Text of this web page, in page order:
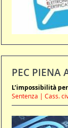
PEC
L’impossibilità
Sentenza | Cass.